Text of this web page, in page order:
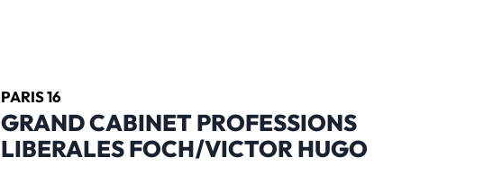
PARIS 16
GRAND CABINET PROFESSIONS
LIBERALES FOCH/VICTOR HUGO